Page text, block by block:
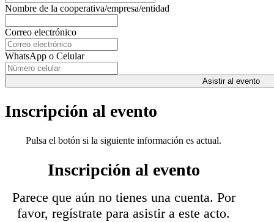
Nombre de la cooperativa/empresa/entidad
Correo electrónico
WhatsApp o Celular
Asistir al evento
Inscripción al evento
Pulsa el botón si la siguiente información es actual.
Inscripción al evento
Parece que aún no tienes una cuenta. Por
favor, regístrate para asistir a este acto.